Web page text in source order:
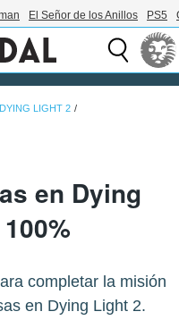
El Señor de los Anillos PS5
LIGHT 2
en Dying
completar la misión
en Dying Light 2.